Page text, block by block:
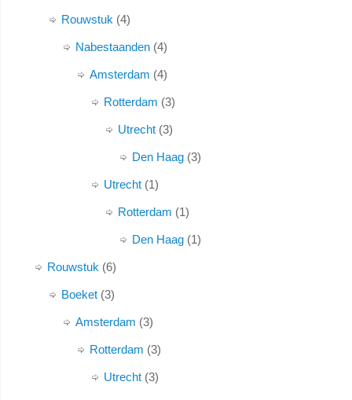
Rouwstuk 4
Nabestaanden 4
Amsterdam 4
Rotterdam 3
Utrecht 3
Den Haag 3
Utrecht 1
Rotterdam 1
Den Haag 1
Rouwstuk 6
Boeket 3
Amsterdam 3
Rotterdam 3
Utrecht 3